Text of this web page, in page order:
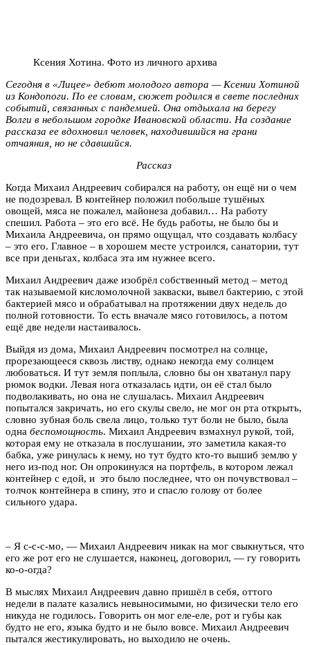
Ксения Хотина. Фото из личного архива
Сегодня в «Лицее» дебют молодого автора — Ксении Хотиной
из Кондопоги. По ее словам, сюжет родился в свете последних
событий, связанных с пандемией. Она отдыхала на берегу
Волги в небольшом городке Ивановской области. На создание
рассказа ее вдохновил человек, находившийся на грани
отчаяния, но не сдавшийся.
Рассказ
Когда Михаил Андреевич собирался на работу, он ещё ни о чем
не подозревал. В контейнер положил побольше тушёных
овощей, мяса не пожалел, майонеза добавил… На работу
спешил. Работа – это его всё. Не будь работы, не было бы и
Михаила Андреевича, он прямо ощущал, что создавать колбасу
– это его. Главное – в хорошем месте устроился, санатории, тут
все при деньгах, колбаса эта им нужнее всего.
Михаил Андреевич даже изобрёл собственный метод – метод
так называемой кисломолочной закваски, вывел бактерию, с этой
бактерией мясо и обрабатывал на протяжении двух недель до
полной готовности. То есть вначале мясо готовилось, а потом
ещё две недели настаивалось.
Выйдя из дома, Михаил Андреевич посмотрел на солнце,
прорезающееся сквозь листву, однако некогда ему солнцем
любоваться. И тут земля поплыла, словно бы он хватанул пару
рюмок водки. Левая нога отказалась идти, он её стал было
подволакивать, но она не слушалась. Михаил Андреевич
попытался закричать, но его скулы свело, не мог он рта открыть,
словно зубная боль свела лицо, только тут боли не было, была
одна беспомощность. Михаил Андреевич взмахнул рукой, той,
которая ему не отказала в послушании, это заметила какая-то
бабка, уже ринулась к нему, но тут будто кто-то вышиб землю у
него из-под ног. Он опрокинулся на портфель, в котором лежал
контейнер с едой, и это было последнее, что он почувствовал –
толчок контейнера в спину, это и спасло голову от более
сильного удара.
– Я с-с-с-мо, — Михаил Андреевич никак на мог свыкнуться, что
его же рот его не слушается, наконец, договорил, — гу говорить
ко-о-огда?
В мыслях Михаил Андреевич давно пришёл в себя, оттого
недели в палате казались невыносимыми, но физически тело его
никуда не годилось. Говорить он мог еле-еле, рот и губы как
будто не его, языка будто и не было вовсе. Михаил Андреевич
пытался жестикулировать, но выходило не очень.